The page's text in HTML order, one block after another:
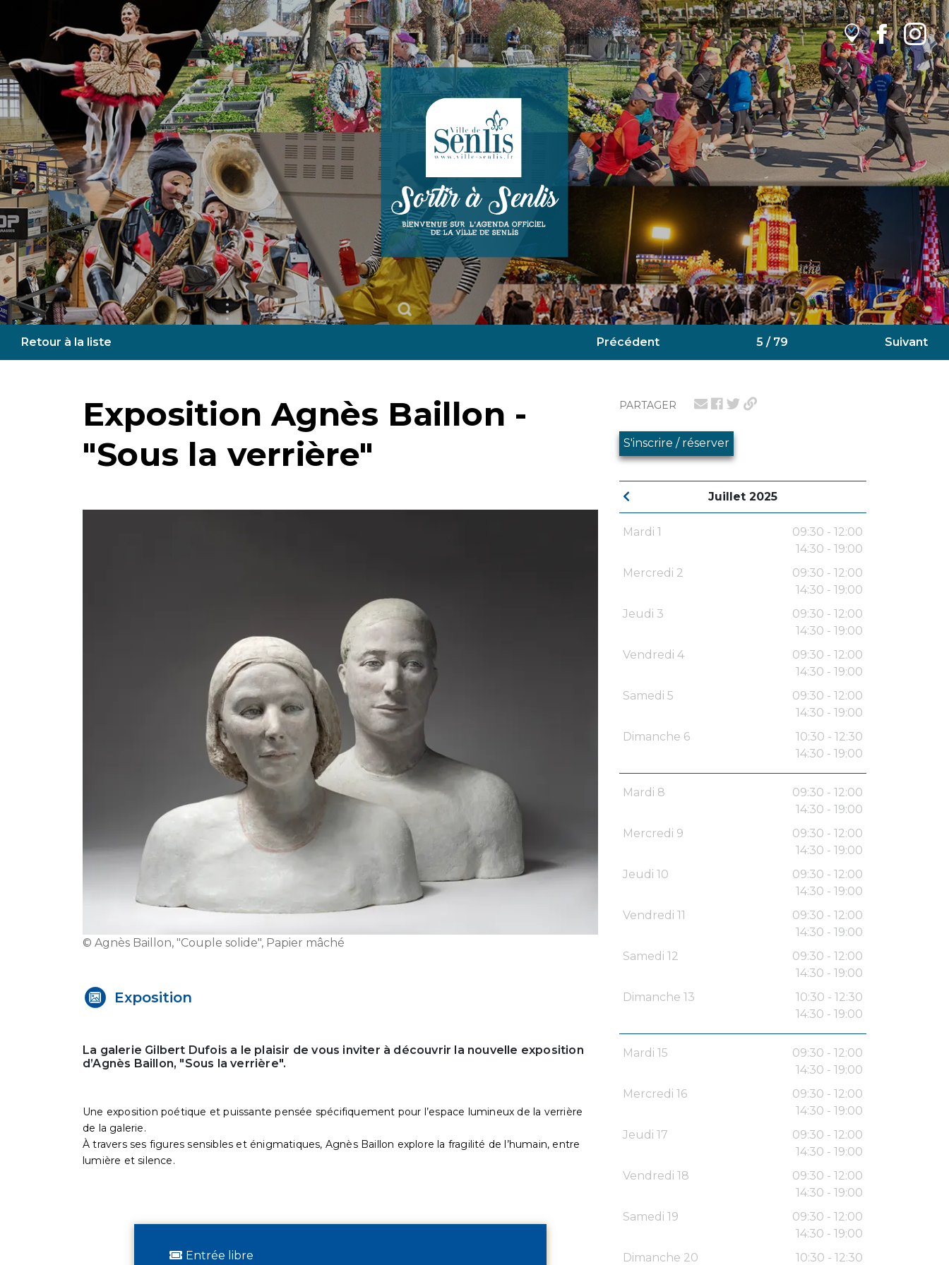
Retour à la liste Précédent 5 / 79 Suivant
PARTAGER
S'inscrire / réserver
Juillet 2025
Mardi 1
09:30 - 12:00
14:30 - 19:00
Mercredi 2
09:30 - 12:00
14:30 - 19:00
Jeudi 3
09:30 - 12:00
14:30 - 19:00
Vendredi 4
09:30 - 12:00
14:30 - 19:00
Samedi 5
09:30 - 12:00
14:30 - 19:00
Dimanche 6
10:30 - 12:30
14:30 - 19:00
Mardi 8
09:30 - 12:00
14:30 - 19:00
Mercredi 9
09:30 - 12:00
14:30 - 19:00
Jeudi 10
09:30 - 12:00
14:30 - 19:00
Vendredi 11
09:30 - 12:00
14:30 - 19:00
Samedi 12
09:30 - 12:00
14:30 - 19:00
Dimanche 13
10:30 - 12:30
14:30 - 19:00
Mardi 15
09:30 - 12:00
14:30 - 19:00
Mercredi 16
09:30 - 12:00
14:30 - 19:00
Jeudi 17
09:30 - 12:00
14:30 - 19:00
Vendredi 18
09:30 - 12:00
14:30 - 19:00
Samedi 19
09:30 - 12:00
14:30 - 19:00
Dimanche 20
10:30 - 12:30
Exposition Agnès Baillon -
"Sous la verrière"
© Agnès Baillon, "Couple solide", Papier mâché
Exposition
La galerie Gilbert Dufois a le plaisir de vous inviter à découvrir la nouvelle exposition
d’Agnès Baillon, "Sous la verrière".
Une exposition poétique et puissante pensée spécifiquement pour l’espace lumineux de la verrière
de la galerie.
À travers ses figures sensibles et énigmatiques, Agnès Baillon explore la fragilité de l’humain, entre
lumière et silence.
Entrée libre